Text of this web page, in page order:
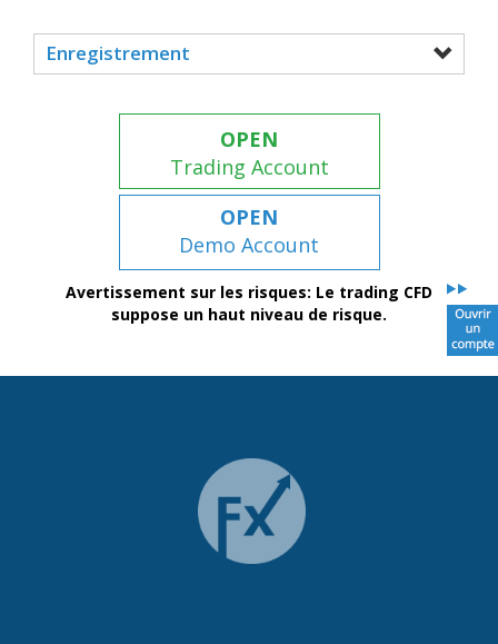
Enregistrement
OPEN
Trading Account
OPEN
Demo Account
Avertissement sur les risques: Le trading CFD
suppose un haut niveau de risque.